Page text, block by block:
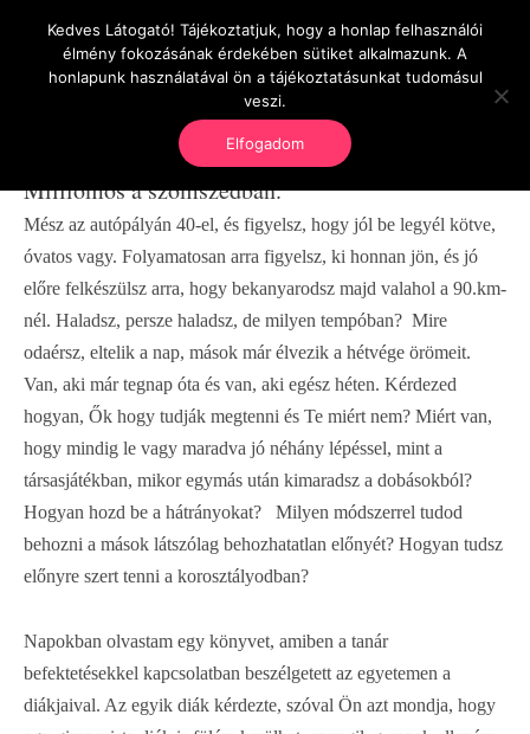
OnlineSeedsMan
Üzlet és szabadság
Milliomos a szomszédban.
Mész az autópályán 40-el, és figyelsz, hogy jól be legyél kötve,
óvatos vagy. Folyamatosan arra figyelsz, ki honnan jön, és jó
előre felkészülsz arra, hogy bekanyarodsz majd valahol a 90.km-
nél. Haladsz, persze haladsz, de milyen tempóban? Mire
odaérsz, eltelik a nap, mások már élvezik a hétvége örömeit.
Van, aki már tegnap óta és van, aki egész héten. Kérdezed
hogyan, Ők hogy tudják megtenni és Te miért nem? Miért van,
hogy mindig le vagy maradva jó néhány lépéssel, mint a
társasjátékban, mikor egymás után kimaradsz a dobásokból?
Hogyan hozd be a hátrányokat? Milyen módszerrel tudod
behozni a mások látszólag behozhatatlan előnyét? Hogyan tudsz
előnyre szert tenni a korosztályodban?
Napokban olvastam egy könyvet, amiben a tanár
befektetésekkel kapcsolatban beszélgetett az egyetemen a
diákjaival. Az egyik diák kérdezte, szóval Ön azt mondja, hogy
Kedves Látogató! Tájékoztatjuk, hogy a honlap felhasználói
élmény fokozásának érdekében sütiket alkalmazunk. A
honlapunk használatával ön a tájékoztatásunkat tudomásul
veszi.
Elfogadom